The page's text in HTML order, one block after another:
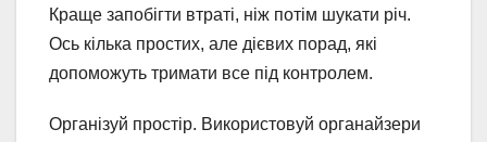
Краще запобігти втраті, ніж потім шукати річ.
Ось кілька простих, але дієвих порад, які
допоможуть тримати все під контролем.
Організуй простір. Використовуй органайзери